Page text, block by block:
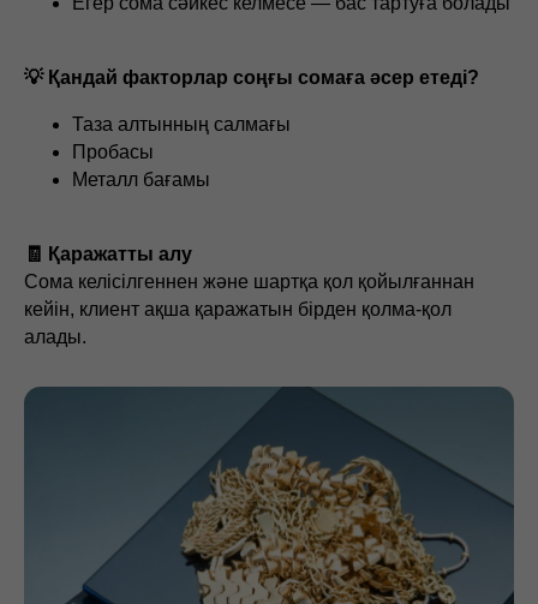
💡 Қандай факторлар соңғы сомаға әсер етеді?
Таза алтынның салмағы
Пробасы
Металл бағамы
🧾 Қаражатты алу
Сома келісілгеннен және шартқа қол қойылғаннан
кейін, клиент ақша қаражатын бірден қолма-қол
алады.
БІЗДІҢ ФИЛИАЛДАР